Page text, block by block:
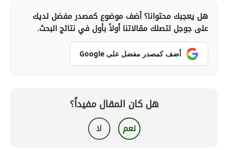
هل يعجبك محتوانا؟ أضف موضوع كمصدر مفضل لديك
على جوجل لتصلك مقالاتنا أولاً بأول في نتائج البحث.
أضف كمصدر مفضل على Google
هل كان المقال مفيداً؟
نعم لا